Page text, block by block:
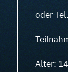
oder
Alter: